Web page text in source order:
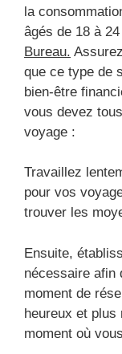
la
âgés de 18 à
Bureau.
que ce type de
bien-être
vous devez
voyage :
Travaillez
pour vos
trouver les
Ensuite,
nécessaire afin
moment de
heureux et plus
moment où